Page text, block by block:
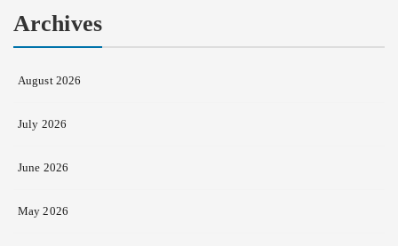
Archives
August 2026
July 2026
June 2026
May 2026